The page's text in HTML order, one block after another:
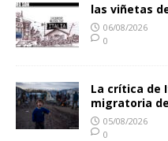
las viñetas
06/08/2026
0
La crítica de
migratoria
05/08/2026
0